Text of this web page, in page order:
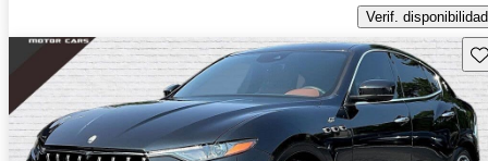
Verif. disponibilidad